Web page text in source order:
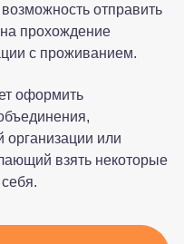
отправить
на прохождение
с проживанием.
оформить
организации или
взять некоторые